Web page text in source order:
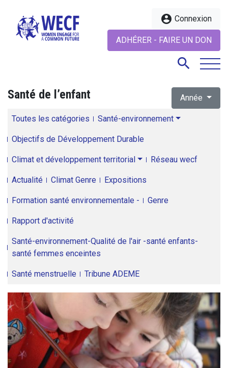
account_circle Connexion
ADHÉRER - FAIRE UN DON
search
Santé de l’enfant Année
Toutes les catégories Santé-environnement
Objectifs de Développement Durable
Climat et développement territorial Réseau wecf
Actualité Climat Genre Expositions
Formation santé environnementale - Genre
Rapport d'activité
Santé-environnement-Qualité de l'air -santé enfants-
santé femmes enceintes
Santé menstruelle Tribune ADEME